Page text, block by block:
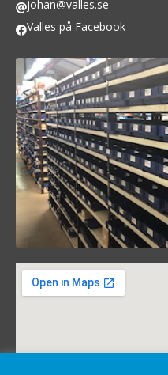
johan@valles.se
Valles på Facebook